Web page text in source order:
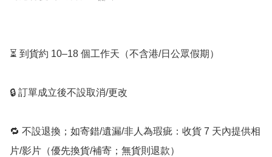
⏳ 到貨約 10–18 個工作天（不含港/日公眾假期）
🔒 訂單成立後不設取消/更改
🔁 不設退換；如寄錯/遺漏/非人為瑕疵：收貨 7 天內提供相
片/影片（優先換貨/補寄；無貨則退款）